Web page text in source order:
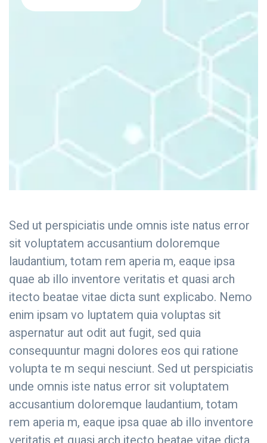
Sed ut perspiciatis unde omnis iste natus error
sit voluptatem accusantium doloremque
laudantium, totam rem aperia m, eaque ipsa
quae ab illo inventore veritatis et quasi arch
itecto beatae vitae dicta sunt explicabo. Nemo
enim ipsam vo luptatem quia voluptas sit
aspernatur aut odit aut fugit, sed quia
consequuntur magni dolores eos qui ratione
volupta te m sequi nesciunt. Sed ut perspiciatis
unde omnis iste natus error sit voluptatem
accusantium doloremque laudantium, totam
rem aperia m, eaque ipsa quae ab illo inventore